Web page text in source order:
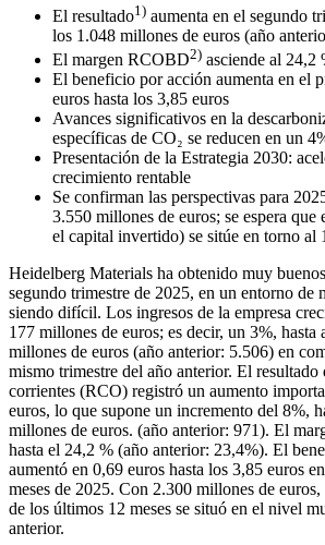
El resultado1) aumenta en el segundo
los 1.048 millones de euros (año
El margen RCOBD2) asciende al 24,2
El beneficio por acción aumenta en el
euros hasta los 3,85 euros
Avances significativos en la
específicas de CO₂ se reducen en un
Presentación de la Estrategia 2030:
crecimiento rentable
Se confirman las perspectivas para
3.550 millones de euros; se espera
el capital invertido) se sitúe en torno al
Heidelberg Materials ha obtenido muy
segundo trimestre de 2025, en un entorno de
siendo difícil. Los ingresos de la empresa
177 millones de euros; es decir, un 3%, hasta
millones de euros (año anterior: 5.506) en
mismo trimestre del año anterior. El resultado
corrientes (RCO) registró un aumento
euros, lo que supone un incremento del 8%,
millones de euros. (año anterior: 971). El
hasta el 24,2 % (año anterior: 23,4%). El
aumentó en 0,69 euros hasta los 3,85 euros
meses de 2025. Con 2.300 millones de
de los últimos 12 meses se situó en el nivel
anterior.